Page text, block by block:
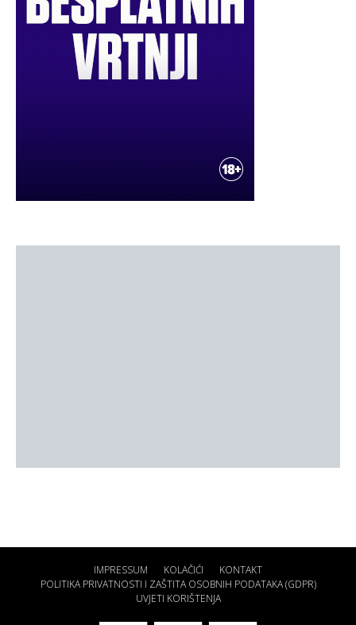
IMPRESSUM KOLAČIĆI
KONTAKT
POLITIKA PRIVATNOSTI I ZAŠTITA OSOBNIH PODATAKA (GDPR)
UVJETI KORIŠTENJA